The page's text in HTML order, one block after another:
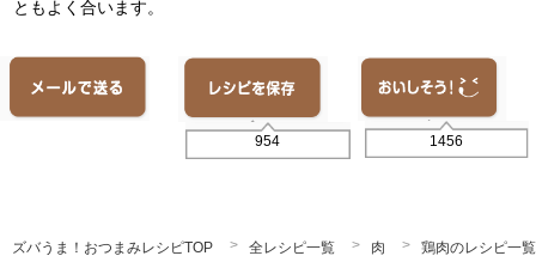
ともよく合います。
954 1456
ズバうま！おつまみレシピTOP 全レシピ一覧 肉
鶏肉のレシピ一覧